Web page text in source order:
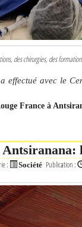
des chirurgies, des
effectué avec le
France à
: Société Publication :